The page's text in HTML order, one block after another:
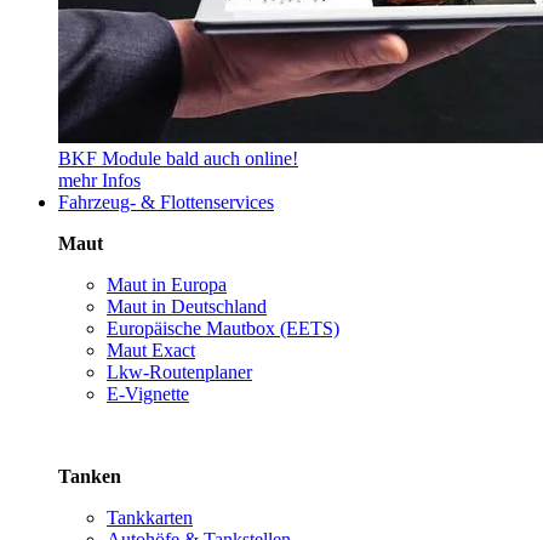
BKF Module bald auch online!
mehr Infos
Fahrzeug- & Flottenservices
Maut
Maut in Europa
Maut in Deutschland
Europäische Mautbox (EETS)
Maut Exact
Lkw-Routenplaner
E-Vignette
Tanken
Tankkarten